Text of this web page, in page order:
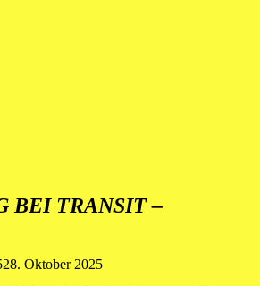
BEI TRANSIT –
28. Oktober 2025